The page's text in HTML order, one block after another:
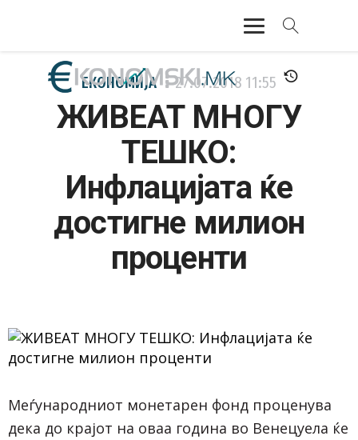
АКТУЕЛНО
ЕКОНОМИЈА
БАНКАРСТВО
ЖИВОТ
ЕКОНОМИЈА 27.07.2018 11:55
ЖИВЕАТ МНОГУ
ТЕШКО:
Инфлацијата ќе
достигне милион
проценти
Меѓународниот монетарен фонд проценува
дека до крајот на оваа година во Венецуела ќе